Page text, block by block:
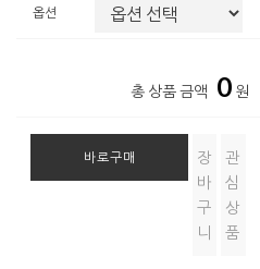
옵션
총 상품 금액 0 원
바로구매
장
바
구
니
관
심
상
품